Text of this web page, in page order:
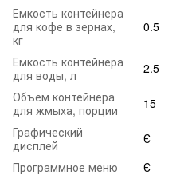
Емкость контейнера
для кофе в зернах,
кг
0.5
Емкость контейнера
для воды, л
2.5
Объем контейнера
для жмыха, порции
15
Графический
дисплей
Є
Программное меню
Є